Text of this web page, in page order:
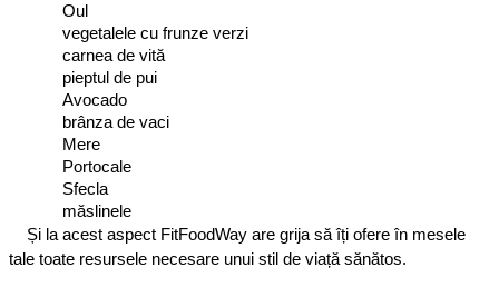
Oul
vegetalele cu frunze verzi
carnea de vită
pieptul de pui
Avocado
brânza de vaci
Mere
Portocale
Sfecla
măslinele
Și la acest aspect FitFoodWay are grija să îți ofere în mesele
tale toate resursele necesare unui stil de viață sănătos.